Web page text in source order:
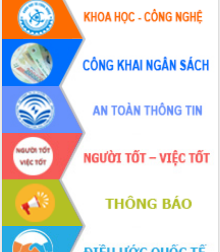
Đắk Lắk công bố Quy hoạch và xúc
tiến đầu tư tỉnh
Ngành cá ngừ Đắk Lắk chủ động thích
ứng để giữ vững thị trường xuất khẩu
Diễn đàn Kinh tế tư nhân Việt Nam đột
phá cơ chế - Hợp tác công tư
Đề án 06 tạo bước ngoặt đột phá trong
cải cách hành chính tỉnh Đắk Lắk
Kết nối tour, đẩy mạnh chuyển đổi số
để phát triển du lịch Đắk Lắk
Khởi động Dự án Đầu tư xây dựng hạ
tầng kỹ thuật Cụm công nghiệp Tân
Tiến
Gặp mặt các cơ quan báo chí nhân Kỷ
niệm 101 năm Ngày Báo chí Cách
mạng Việt Nam
Đắk Lắk sơ kết 4 năm triển khai thực
hiện Đề án 06 của Chính phủ
Họp báo thông tin về Hội nghị Công bố
Quy hoạch và Xúc tiến đầu tư tỉnh Đắk
Khơi thông điểm nghẽn, đẩy nhanh
giải ngân vốn khắc phục thiên tai